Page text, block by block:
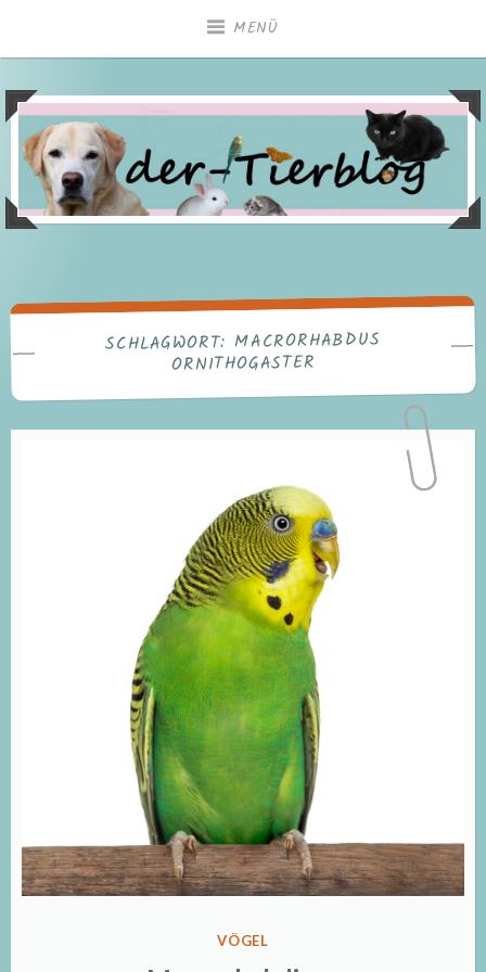
MENÜ
SCHLAGWORT: MACRORHABDUS
ORNITHOGASTER
VERÖFFENTLICHT
VÖGEL